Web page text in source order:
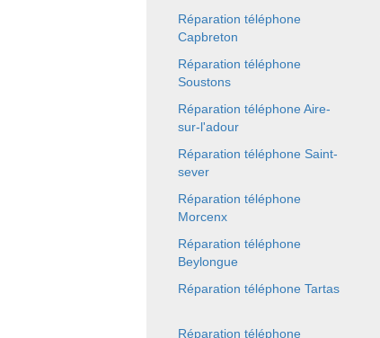
Réparation téléphone
Capbreton
Réparation téléphone
Soustons
Réparation téléphone Aire-
sur-l'adour
Réparation téléphone Saint-
sever
Réparation téléphone
Morcenx
Réparation téléphone
Beylongue
Réparation téléphone Tartas
Réparation téléphone